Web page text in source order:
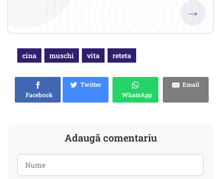
→
cina muschi vita reteta
Facebook
Twitter
WhatsApp
Email
Adaugă comentariu